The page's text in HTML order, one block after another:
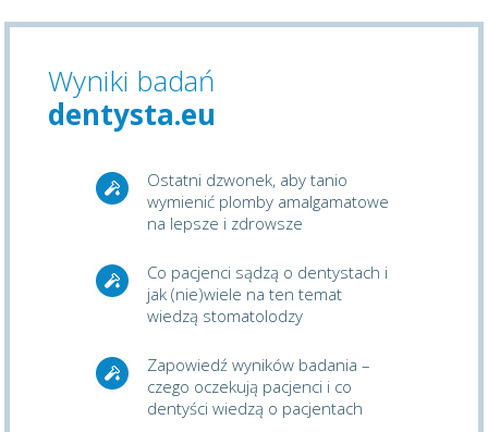
Wyniki badań
dentysta.eu
Ostatni dzwonek, aby tanio
wymienić plomby amalgamatowe
na lepsze i zdrowsze
Co pacjenci sądzą o dentystach i
jak (nie)wiele na ten temat
wiedzą stomatolodzy
Zapowiedź wyników badania –
czego oczekują pacjenci i co
dentyści wiedzą o pacjentach